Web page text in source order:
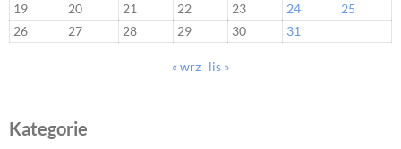
19
20 21 22 23 24
25
26
27 28 29 30 31
« wrz lis »
Kategorie